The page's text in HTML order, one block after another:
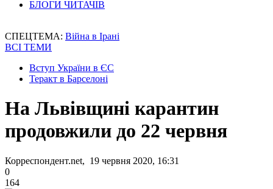
БЛОГИ ЧИТАЧІВ
СПЕЦТЕМА: Війна в Ірані
ВСІ ТЕМИ
Вступ України в ЄС
Теракт в Барселоні
На Львівщині карантин
продовжили до 22 червня
Корреспондент.net, 19 червня 2020, 16:31
0
164